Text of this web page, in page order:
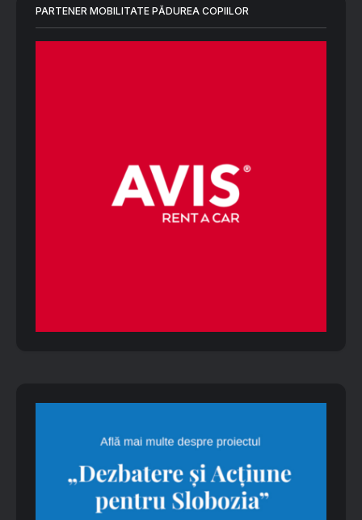
PARTENER MOBILITATE PĂDUREA COPIILOR